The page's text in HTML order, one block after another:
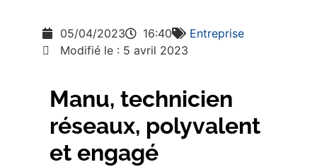
05/04/2023 16:40
Entreprise
Modifié le : 5 avril 2023
Manu, technicien
réseaux, polyvalent
et engagé